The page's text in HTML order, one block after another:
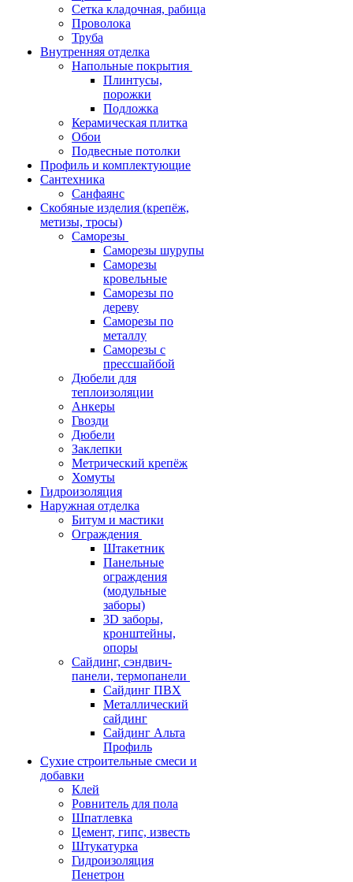
Сетка кладочная, рабица
Проволока
Труба
Внутренняя отделка
Напольные покрытия
Плинтусы,
порожки
Подложка
Керамическая плитка
Обои
Подвесные потолки
Профиль и комплектующие
Сантехника
Санфаянс
Скобяные изделия (крепёж,
метизы, тросы)
Саморезы
Саморезы шурупы
Саморезы
кровельные
Саморезы по
дереву
Саморезы по
металлу
Саморезы с
прессшайбой
Дюбели для
теплоизоляции
Анкеры
Гвозди
Дюбели
Заклепки
Метрический крепёж
Хомуты
Гидроизоляция
Наружная отделка
Битум и мастики
Ограждения
Штакетник
Панельные
ограждения
(модульные
заборы)
3D заборы,
кронштейны,
опоры
Cайдинг, сэндвич-
панели, термопанели
Сайдинг ПВХ
Металлический
сайдинг
Сайдинг Альта
Профиль
Сухие строительные смеси и
добавки
Клей
Ровнитель для пола
Шпатлевка
Цемент, гипс, известь
Штукатурка
Гидроизоляция
Пенетрон